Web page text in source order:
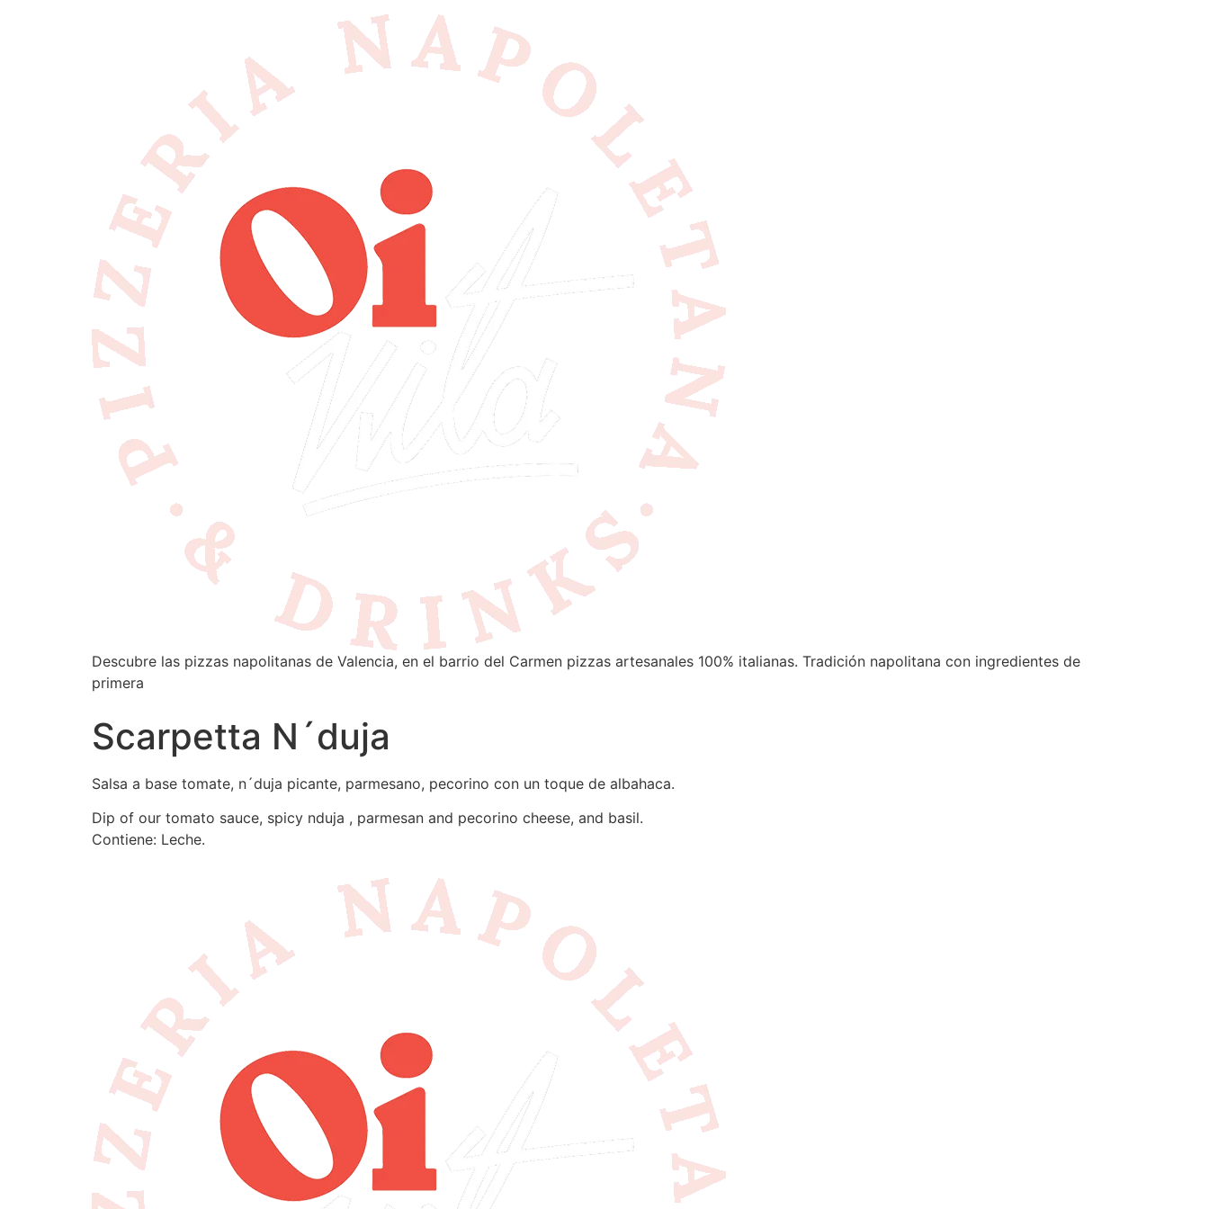
Descubre las pizzas napolitanas de Valencia, en el barrio del Carmen pizzas artesanales 100% italianas. Tradición napolitana con ingredientes de
primera
Scarpetta N´duja
Salsa a base tomate, n´duja picante, parmesano, pecorino con un toque de albahaca.
Dip of our tomato sauce, spicy nduja , parmesan and pecorino cheese, and basil.
Contiene: Leche.